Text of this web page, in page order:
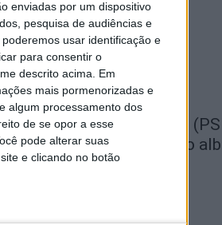
enviadas por um dispositivo
pesquisa de audiências e
usar identificação e
para consentir o
descrito acima. Em
mais pormenorizadas e
algum processamento dos
de se opor a esse
pode alterar suas
e clicando no botão
7 de Agosto, 2026
SEMPRE por todos
questiona Município
sobre o fecho do...